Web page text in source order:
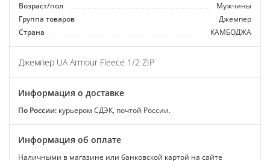
Возраст/пол
Мужчины
Группа товаров
Джемпер
Страна
КАМБОДЖА
Джемпер UA Armour Fleece 1/2 ZIP
Информация о доставке
По России: курьером СДЭК, почтой России.
Информация об оплате
Наличными в магазине или банковской картой на сайте